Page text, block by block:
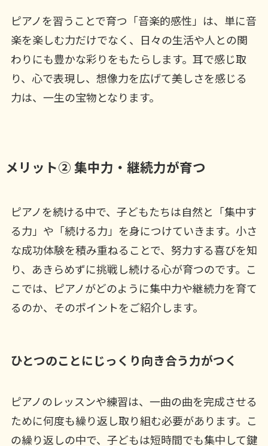
ピアノを習うことで育つ「音楽的感性」は、単に音
楽を楽しむ力だけでなく、日々の生活や人との関
わりにも豊かな彩りをもたらします。耳で感じ取
り、心で表現し、想像力を広げて美しさを感じる
力は、一生の宝物となります。
メリット② 集中力・継続力が育つ
ピアノを続ける中で、子どもたちは自然と「集中す
る力」や「続ける力」を身につけていきます。小さ
な成功体験を積み重ねることで、努力する喜びを知
り、あきらめずに挑戦し続ける心が育つのです。こ
こでは、ピアノがどのように集中力や継続力を育て
るのか、そのポイントをご紹介します。
ひとつのことにじっくり向き合う力がつく
ピアノのレッスンや練習は、一曲の曲を完成させる
ために何度も繰り返し取り組む必要があります。こ
の繰り返しの中で、子どもは短時間でも集中して鍵